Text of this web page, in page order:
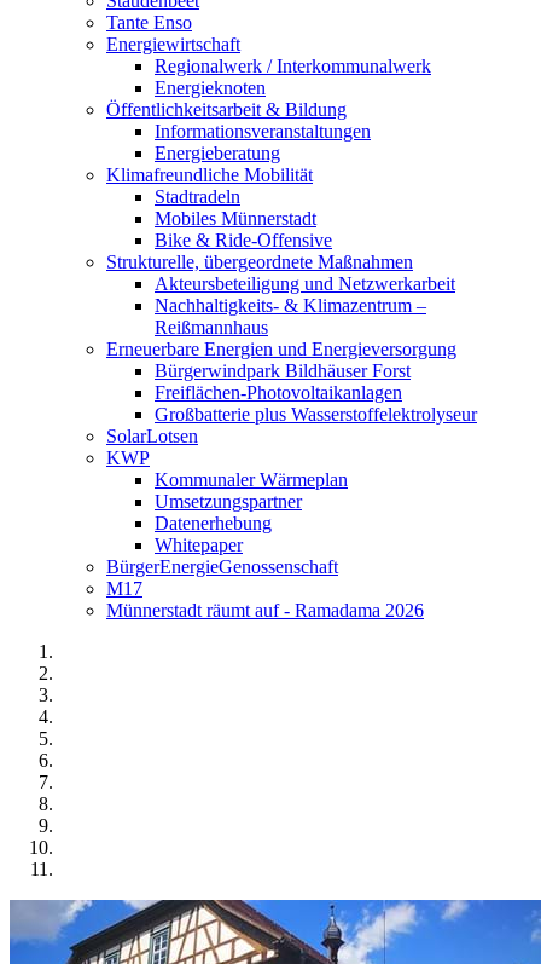
Tante Enso
Energiewirtschaft
Regionalwerk / Interkommunalwerk
Energieknoten
Öffentlichkeitsarbeit & Bildung
Informationsveranstaltungen
Energieberatung
Klimafreundliche Mobilität
Stadtradeln
Mobiles Münnerstadt
Bike & Ride-Offensive
Strukturelle, übergeordnete Maßnahmen
Akteursbeteiligung und Netzwerkarbeit
Nachhaltigkeits- & Klimazentrum –
Reißmannhaus
Erneuerbare Energien und Energieversorgung
Bürgerwindpark Bildhäuser Forst
Freiflächen-Photovoltaikanlagen
Großbatterie plus Wasserstoffelektrolyseur
SolarLotsen
KWP
Kommunaler Wärmeplan
Umsetzungspartner
Datenerhebung
Whitepaper
BürgerEnergieGenossenschaft
M17
Münnerstadt räumt auf - Ramadama 2026